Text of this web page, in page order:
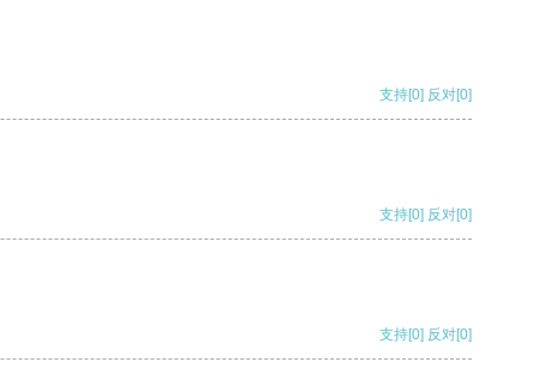
支持[0] 反对[0]
支持[0] 反对[0]
支持[0] 反对[0]